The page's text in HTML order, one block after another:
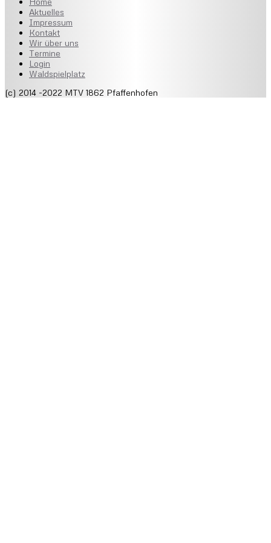
Aktuelles
Impressum
Kontakt
Wir über uns
Termine
Login
Waldspielplatz
(c) 2014 -2022 MTV 1862 Pfaffenhofen